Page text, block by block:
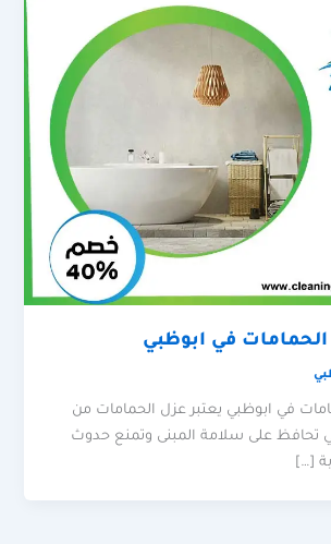
في ابوظبي
في ابوظبي يعتبر عزل الحمامات من
تحافظ على سلامة المبنى وتمنع حدوث
[…]